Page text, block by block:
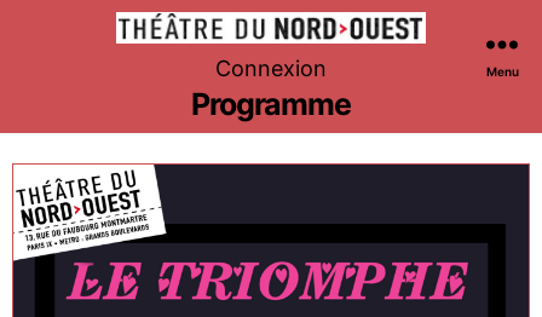
Théâtre
du
Nord-
Ouest
Connexion Menu
Programme